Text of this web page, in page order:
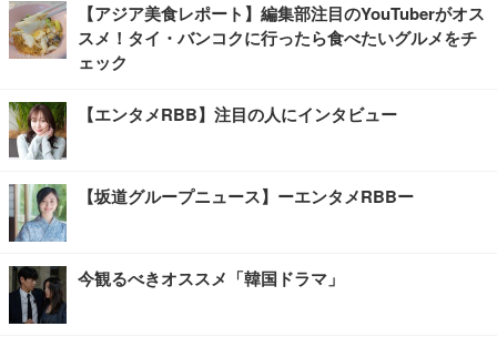
【アジア美食レポート】編集部注目のYouTuberがオス
スメ！タイ・バンコクに行ったら食べたいグルメをチ
ェック
【エンタメRBB】注目の人にインタビュー
【坂道グループニュース】ーエンタメRBBー
今観るべきオススメ「韓国ドラマ」